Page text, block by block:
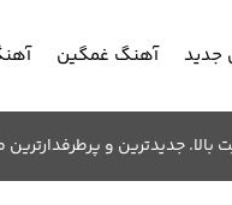
جدید آهنگ غمگین
جدیدترین و